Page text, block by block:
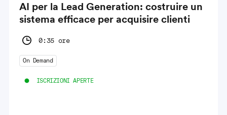
AI per la Lead Generation: costruire un
sistema efficace per acquisire clienti
0:35 ore
On Demand
ISCRIZIONI APERTE